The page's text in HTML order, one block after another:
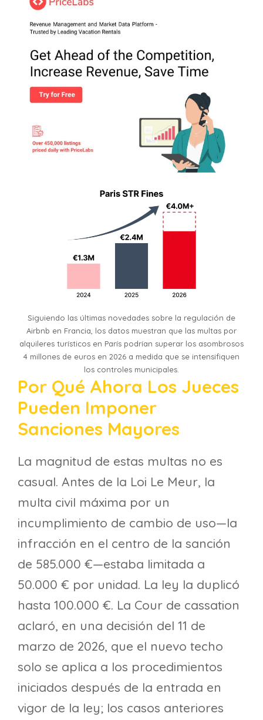
Siguiendo las últimas novedades sobre la regulación de
Airbnb en Francia, los datos muestran que las multas por
alquileres turísticos en París podrían superar los asombrosos
4 millones de euros en 2026 a medida que se intensifiquen
los controles municipales.
Por Qué Ahora Los Jueces
Pueden Imponer
Sanciones Mayores
La magnitud de estas multas no es
casual. Antes de la Loi Le Meur, la
multa civil máxima por un
incumplimiento de cambio de uso—la
infracción en el centro de la sanción
de 585.000 €—estaba limitada a
50.000 € por unidad. La ley la duplicó
hasta 100.000 €. La Cour de cassation
aclaró, en una decisión del 11 de
marzo de 2026, que el nuevo techo
solo se aplica a los procedimientos
iniciados después de la entrada en
vigor de la ley; los casos anteriores